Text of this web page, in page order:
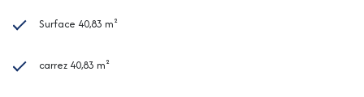
Surface 40,83 m²
carrez 40,83 m²